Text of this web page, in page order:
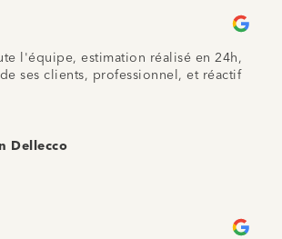
l'équipe, estimation réalisé en 24h,
ses clients, professionnel, et réactif
Dellecco